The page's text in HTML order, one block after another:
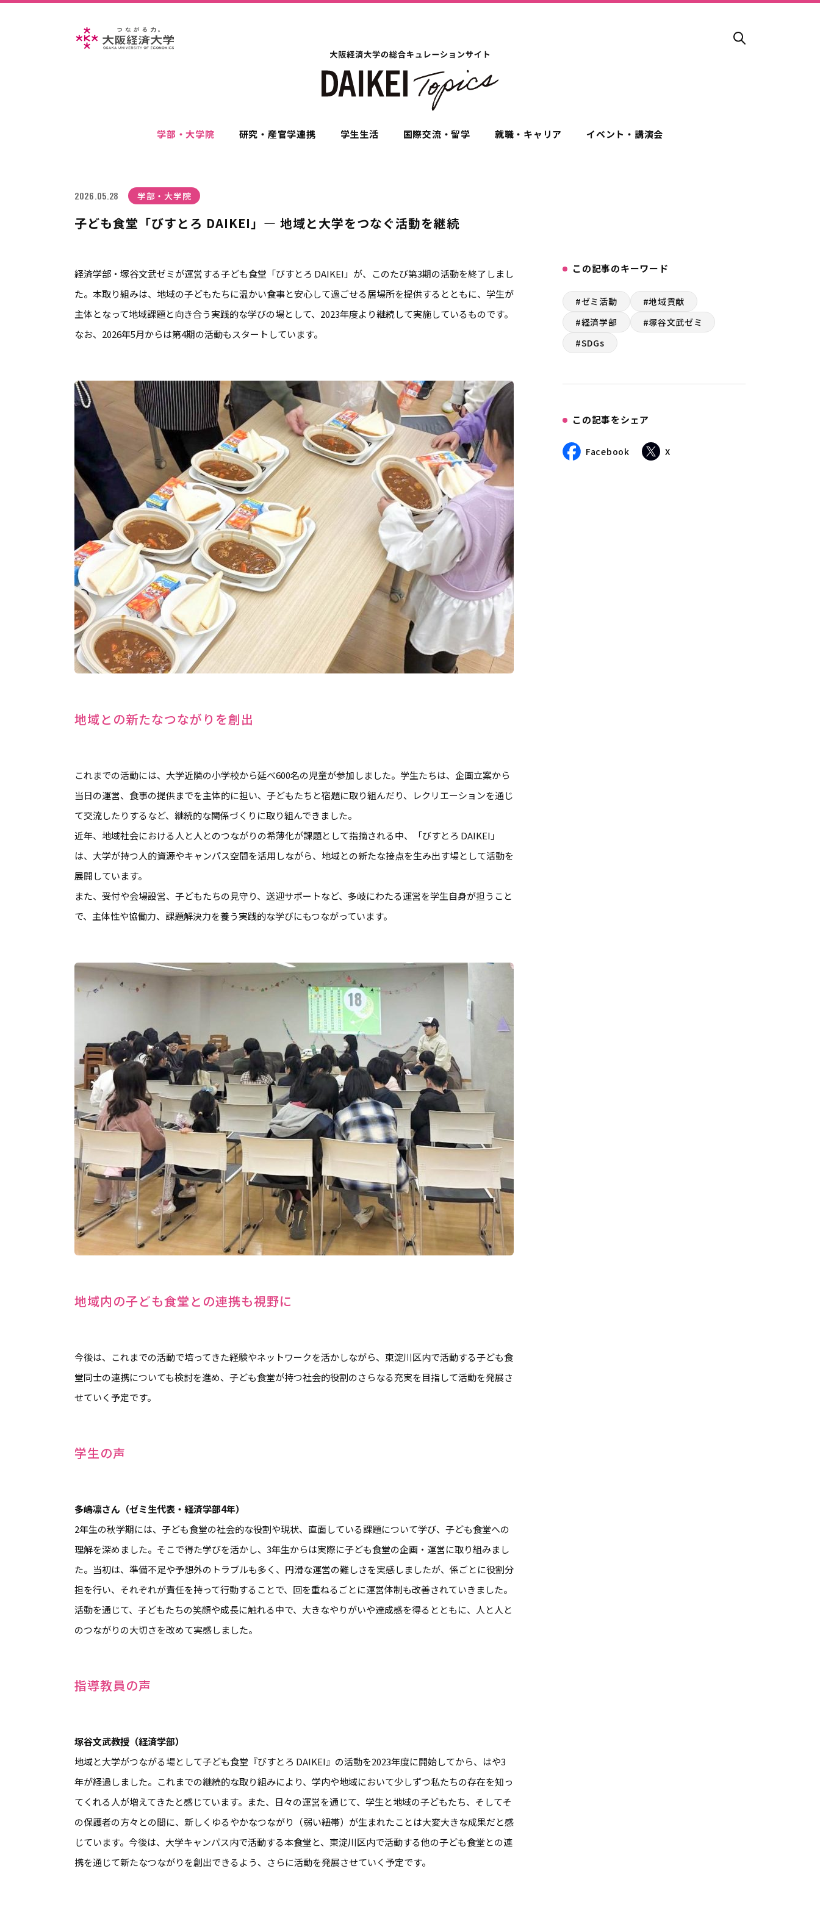
学部・大学院 研究・産官学連携 学生生活 国際交流・留学 就職・キャリア イベント・講演会
2026.05.28 学部・大学院
子ども食堂「びすとろ DAIKEI」― 地域と大学をつなぐ活動を継続
経済学部・塚谷文武ゼミが運営する子ども食堂「びすとろ DAIKEI」が、このたび第3期の活動を終了しまし
た。本取り組みは、地域の子どもたちに温かい食事と安心して過ごせる居場所を提供するとともに、学生が
主体となって地域課題と向き合う実践的な学びの場として、2023年度より継続して実施しているものです。
なお、2026年5月からは第4期の活動もスタートしています。
地域との新たなつながりを創出
これまでの活動には、大学近隣の小学校から延べ600名の児童が参加しました。学生たちは、企画立案から
当日の運営、食事の提供までを主体的に担い、子どもたちと宿題に取り組んだり、レクリエーションを通じ
て交流したりするなど、継続的な関係づくりに取り組んできました。
近年、地域社会における人と人とのつながりの希薄化が課題として指摘される中、「びすとろ DAIKEI」
は、大学が持つ人的資源やキャンパス空間を活用しながら、地域との新たな接点を生み出す場として活動を
展開しています。
また、受付や会場設営、子どもたちの見守り、送迎サポートなど、多岐にわたる運営を学生自身が担うこと
で、主体性や協働力、課題解決力を養う実践的な学びにもつながっています。
地域内の子ども食堂との連携も視野に
今後は、これまでの活動で培ってきた経験やネットワークを活かしながら、東淀川区内で活動する子ども食
堂同士の連携についても検討を進め、子ども食堂が持つ社会的役割のさらなる充実を目指して活動を発展さ
せていく予定です。
学生の声
多嶋凛さん（ゼミ生代表・経済学部4年）
2年生の秋学期には、子ども食堂の社会的な役割や現状、直面している課題について学び、子ども食堂への
理解を深めました。そこで得た学びを活かし、3年生からは実際に子ども食堂の企画・運営に取り組みまし
た。当初は、準備不足や予想外のトラブルも多く、円滑な運営の難しさを実感しましたが、係ごとに役割分
担を行い、それぞれが責任を持って行動することで、回を重ねるごとに運営体制も改善されていきました。
活動を通じて、子どもたちの笑顔や成長に触れる中で、大きなやりがいや達成感を得るとともに、人と人と
のつながりの大切さを改めて実感しました。
指導教員の声
塚谷文武教授（経済学部）
地域と大学がつながる場として子ども食堂『びすとろ DAIKEI』の活動を2023年度に開始してから、はや3
年が経過しました。これまでの継続的な取り組みにより、学内や地域において少しずつ私たちの存在を知っ
てくれる人が増えてきたと感じています。また、日々の運営を通じて、学生と地域の子どもたち、そしてそ
の保護者の方々との間に、新しくゆるやかなつながり（弱い紐帯）が生まれたことは大変大きな成果だと感
じています。今後は、大学キャンパス内で活動する本食堂と、東淀川区内で活動する他の子ども食堂との連
携を通じて新たなつながりを創出できるよう、さらに活動を発展させていく予定です。
この記事のキーワード
#ゼミ活動
#地域貢献
#経済学部
#塚谷文武ゼミ
#SDGs
この記事をシェア
Facebook X